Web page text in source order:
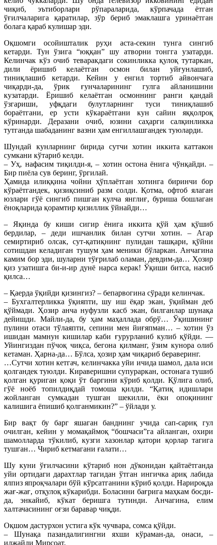
чиқиб, эътиборлари рўпараларида, кўрпачада ётган
ўғилчаларига қаратилар, зўр бериб эмаклашга уринаётган
болага қараб кулишар эди.
Оқшомги осойишталик руҳи аста-секин тунга сингиб
кетарди. Тун ўзига “юққан” шу атворни тонгга узатарди.
Келинчак кўз очиб теваракдаги сокинликка қулоқ тутаркан,
дили ёришиб келаётган осмон билан уйғунлашиб,
тиниқлашиб кетарди. Кейин у енгил тортиб айвончага
чиқарди-да, ўрик ғунчаларининг гулга айланишини
кузатарди. Ёришиб келаётган осмоннинг ранги қандай
ўзгариши, уфқдаги булутларнинг туси тиниқлашиб
бораётгани, ер усти кўкараётгани кун сайин яққолроқ
кўринарди. Деразани очиб, юзини саҳарги салқинликка
тутганда шабаданинг вазни ҳам енгиллашгандек туюларди.
Шундай кунларнинг бирида сутчи хотин иккита каттакон
сумкани кўтариб келди.
– Уҳ, нафасим тиқилди-я, – хотин остона ёнига чўнқайди. –
Бир пиёла сув беринг, ўргилай.
Ҳамида илиққина чойни ҳўплаётган хотинга биринчи бор
кўраётгандек, қизиқсиниб разм солди. Қотма, офтоб ялаган
юзлари гўё сингиб пишган кулча янглиғ, буриша бошлаган
ёноқларида қорамтир қизиллик ўйнайди…
– Яқинда бу киши сигир ёнига иккита қўй ҳам қўшиб
бердилар, – деди ишчанлик билан сутчи хотин. – Агар
семиртириб олсак, сут-қатиқнинг пулидан ташқари, қўйни
сотишдан келадиган тушум ҳам меники бўларкан. Анчагина
камим бор эди, шуларни тўғрилаб оламан, девдим-да… Ҳозир
қиз узатишга би-и-ир дунё нарса керак! Ўқиши битса, насиб
қилса…
– Қаерда ўқийди қизингиз? – бепарвогина сўради келинчак.
– Бухгалтерликка ўқияпти, шу иш ёқар экан, ўқийман деб
қўймади. Ҳозир анча нуфузли касб экан, билганлар шунақа
дейишди. Майли-да, бу ҳам маҳаллада обрў… Ўқишининг
пулини отаси тўлаяпти, сепини мен йиғяпман… – хотин ўз
ишидан мамнун кишилар каби ғурурланиб кулиб қўйди. —
Уйингиздан пўчоқ чиқса, бегона қилманг, ўзим кунора олиб
кетаман. Ҳарна-да… Бўлса, ҳозир ҳам чиқариб бераверинг.
…Сутчи хотин кетгач, келинчакка уйи ичида шамол, дала иси
қолгандек туюлди. Кираверишни супураркан, остонага тушиб
қолган қуриган қоқи ўт баргини кўриб қолди. Қўлига олиб,
гўё ноёб топилдиқдай томоша қилди. “Қатиқ идишлари
жойланган сумкадан тушган шекилли, ёки опоқининг
калишига ёпишиб қолганмикин?” – ўйлади у.
Бир вақт бу барг яшаган банднинг учида сап-сариқ гул
очилган, кейин у момақаймоқ “бошчаси”га айланган, охири
шамолларда тўкилиб, кузги хазонлар қатори қорлар тагига
тушган… Чириб кетмагани ғалати…
Шу куни ўғилчасини кўтариб нон дўконидан қайтаётганда
уйи ортидаги дарахтлар тагидан ўтган ингичка ариқ лабида
ялпиз япроқчалари бўй кўрсатганини кўриб қолди. Нарироқда
жағ-жағ, отқулоқ кўкарибди. Боласини бағрига маҳкам босди-
да, энкайиб, кўкат беришга тутинди. Анчагина, елим
халтачасининг оғзи баравар чиқди.
Оқшом дастурхон устига кўк чучвара, сомса қўйди.
– Шунақа пазандалигингни яхши кўраман-да, онаси, –
илжайди Мирсоат.